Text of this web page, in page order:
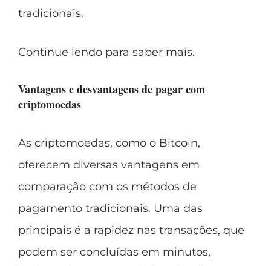
tradicionais.
Continue lendo para saber mais.
Vantagens e desvantagens de pagar com
criptomoedas
As criptomoedas, como o Bitcoin,
oferecem diversas vantagens em
comparação com os métodos de
pagamento tradicionais. Uma das
principais é a rapidez nas transações, que
podem ser concluídas em minutos,